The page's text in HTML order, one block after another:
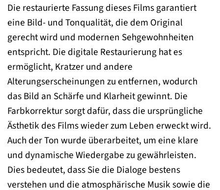
Die restaurierte Fassung dieses Films garantiert
eine Bild- und Tonqualität, die dem Original
gerecht wird und modernen Sehgewohnheiten
entspricht. Die digitale Restaurierung hat es
ermöglicht, Kratzer und andere
Alterungserscheinungen zu entfernen, wodurch
das Bild an Schärfe und Klarheit gewinnt. Die
Farbkorrektur sorgt dafür, dass die ursprüngliche
Ästhetik des Films wieder zum Leben erweckt wird.
Auch der Ton wurde überarbeitet, um eine klare
und dynamische Wiedergabe zu gewährleisten.
Dies bedeutet, dass Sie die Dialoge bestens
verstehen und die atmosphärische Musik sowie die